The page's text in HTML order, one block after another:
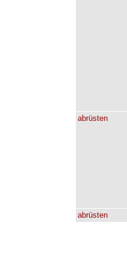
abrüsten
abrüsten